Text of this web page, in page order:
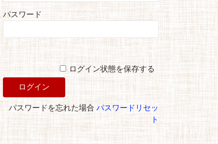
パスワード
ログイン状態を保存する
パスワードを忘れた場合パスワードリセッ
ト